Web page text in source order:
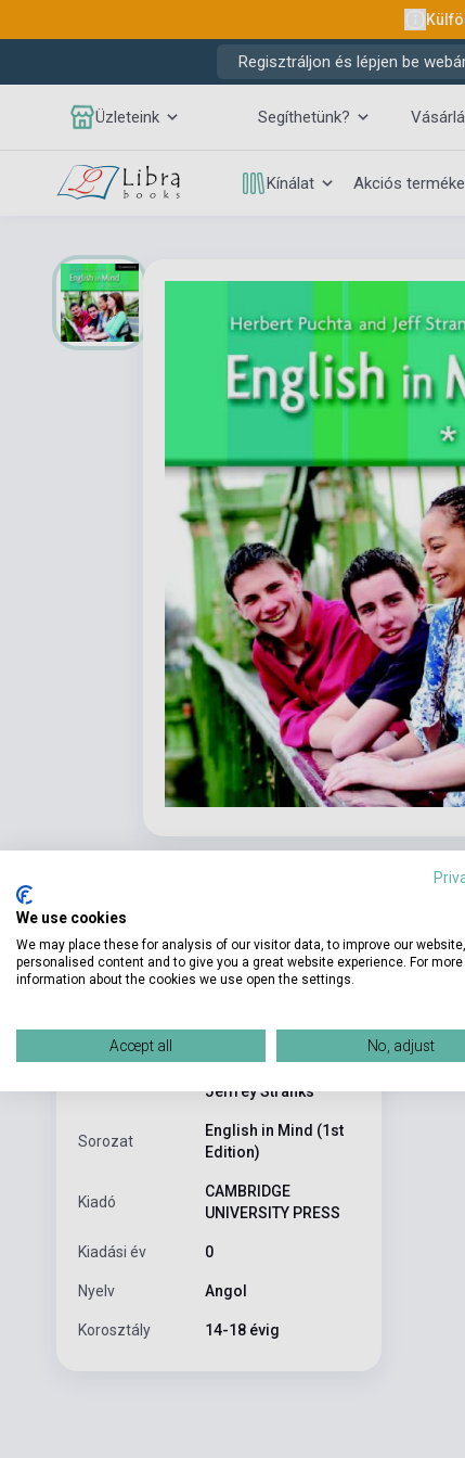
Regisztráljon és lépjen be
Üzleteink Segíthetünk?
Kínálat Akciós
Termékjellemzők
ISBN 9780521545051
Jeffrey Stranks
Sorozat
English in Mind (1st
Edition)
Kiadó
CAMBRIDGE
UNIVERSITY PRESS
Kiadási év 0
Nyelv Angol
Korosztály 14-18 évig
English in
We use cookies
We may place these for analysis of our visitor data, to improve our
personalised content and to give you a great website experience. For more
information about the cookies we use open the settings.
Accept all No, adjust